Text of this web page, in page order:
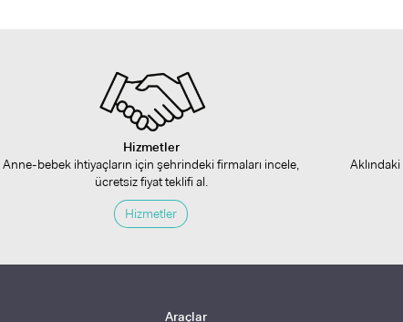
Hizmetler
Anne-bebek ihtiyaçların için şehrindeki firmaları incele,
ücretsiz fiyat teklifi al.
Hizmetler
Araçlar